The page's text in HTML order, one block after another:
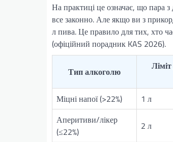
На практиці це означає, що пара
все законно. Але якщо ви з
л пива. Це правило для тих, хто
(офіційний порадник KAS 2026).
Тип алкоголю
Міцні напої (>22%)
1 л
Аперитиви/лікер
(≤22%)
2 л